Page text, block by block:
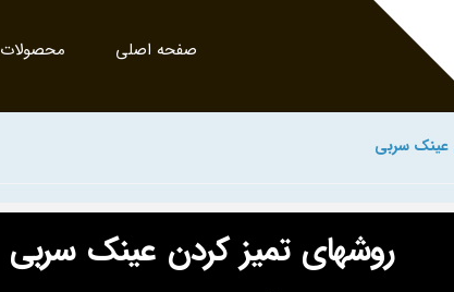
صفحه اصلی محصولات
عینک سربی
روشهای تمیز کردن عینک سربی